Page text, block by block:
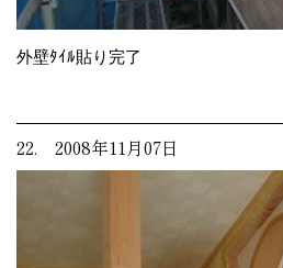
外壁ﾀｲﾙ貼り完了
22. 2008年11月07日